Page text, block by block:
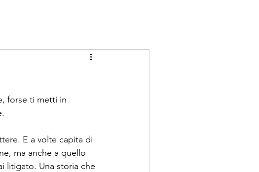
forse ti metti in
E a volte capita di
ma anche a quello
litigato. Una storia che